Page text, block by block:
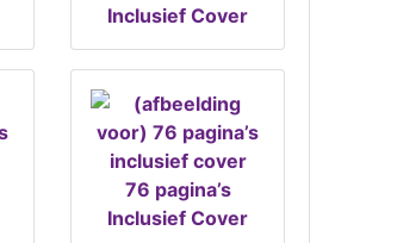
Inclusief Cover
76 pagina’s
Inclusief Cover